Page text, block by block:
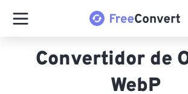
Convertidor de
WebP